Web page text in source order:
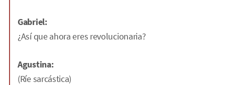
Gabriel:
¿Así que ahora eres revolucionaria?
Agustina:
(Ríe sarcástica)